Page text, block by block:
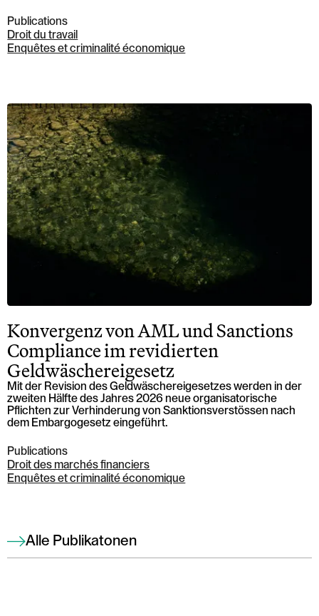
Publications
Droit du travail
Enquêtes et criminalité économique
Konvergenz von AML und Sanctions
Compliance im revidierten
Geldwäschereigesetz
Mit der Revision des Geldwäschereigesetzes werden in der
zweiten Hälfte des Jahres 2026 neue organisatorische
Pflichten zur Verhinderung von Sanktionsverstössen nach
dem Embargogesetz eingeführt.
Publications
Droit des marchés financiers
Enquêtes et criminalité économique
Alle Publikatonen